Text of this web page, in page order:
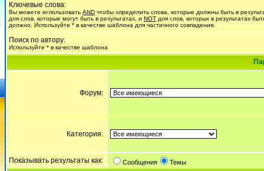
Ключевые слова:
Вы можете использовать AND чтобы определить слова, которые должны быть в
для слов, которые могут быть в результатах, и NOT для слов, которых в результатах
должно. Используйте * в качестве шаблона для частичного совпадения.
Поиск по автору:
Используйте * в качестве шаблона
Форум:
Категория:
Показывать результаты как: Сообщения Темы